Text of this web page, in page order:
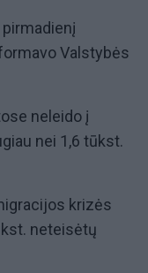
Valstybės
neleido į
nei 1,6 tūkst.
krizės
neteisėtų